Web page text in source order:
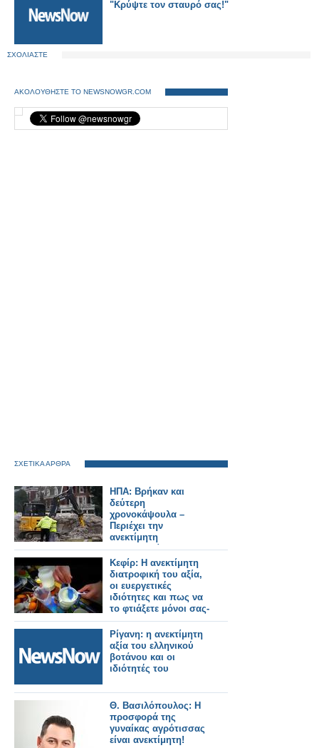
"Κρύψτε τον σταυρό σας!"
ΣΧΟΛΙΑΣΤΕ
ΑΚΟΛΟΥΘΗΣΤΕ ΤΟ NEWSNOWGR.COM
ΣΧΕΤΙΚΑ ΑΡΘΡΑ
ΗΠΑ: Βρήκαν και
δεύτερη
χρονοκάψουλα –
Περιέχει την
ανεκτίμητη
φωτογραφία του
Λίνκολν;
Κεφίρ: Η ανεκτίμητη
διατροφική του αξία,
οι ευεργετικές
ιδιότητες και πως να
το φτιάξετε μόνοι σας-
ΒΙΝΤΕΟ
Ρίγανη: η ανεκτίμητη
αξία του ελληνικού
βοτάνου και οι
ιδιότητές του
Θ. Βασιλόπουλος: Η
προσφορά της
γυναίκας αγρότισσας
είναι ανεκτίμητη!